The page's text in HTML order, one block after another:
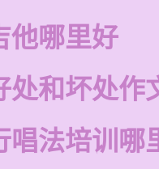
他哪里好
处和坏处作
唱法培训哪